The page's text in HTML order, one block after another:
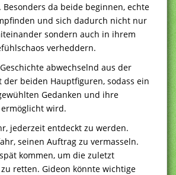
da beide beginnen, echte
und sich dadurch nicht nur
sondern auch in ihrem
verheddern.
abwechselnd aus der
der beiden Hauptfiguren, sodass ein
Gedanken und ihre
wird.
jederzeit entdeckt zu werden.
seinen Auftrag zu vermasseln.
kommen, um die zuletzt
retten. Gideon könnte wichtige